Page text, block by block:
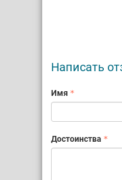
Написать
Имя
Достоинства